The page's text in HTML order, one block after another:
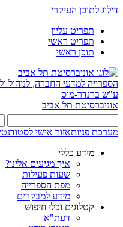
דילוג לתוכן העיקרי
תפריט עליון
תפריט ראשי
תוכן ראשי
הספרייה למדעי החברה, לניהול
ע"ש ברנדר-מוס
אוניברסיטת תל אביב
מערכת פניותאזור אישי
מידע כללי
איך מגיעים אלינו?
שעות פעילות
מפת הספרייה
מידע למבקרים
קטלוגים וכלי חיפוש
דעת"א